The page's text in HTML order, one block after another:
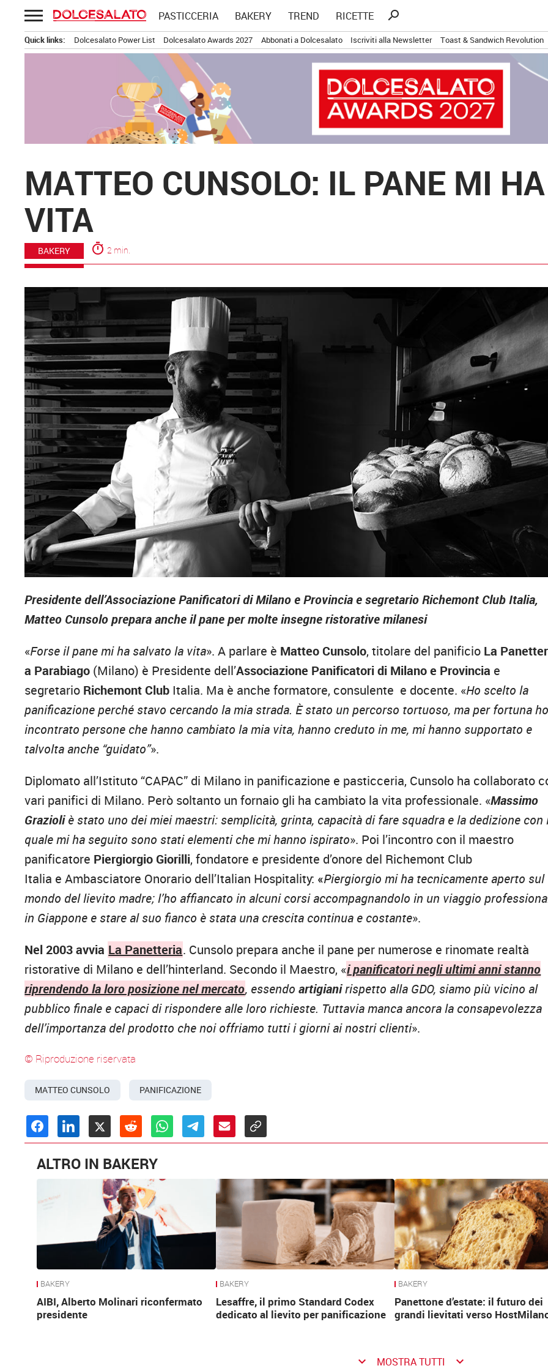
Passa
al
contenuto
PASTICCERIA BAKERY TREND RICETTE
Ricerca
search
Quick links: Dolcesalato Power List Dolcesalato Awards 2027 Abbonati a Dolcesalato Iscriviti alla Newsletter Toast & Sandwich Revolution
MATTEO CUNSOLO: IL PANE MI
VITA
BAKERY timer 2 min.
Presidente dell’Associazione Panificatori di Milano e Provincia e segretario Richemont Club Italia,
Matteo Cunsolo prepara anche il pane per molte insegne ristorative milanesi
«Forse il pane mi ha salvato la vita». A parlare è Matteo Cunsolo, titolare del panificio La
a Parabiago (Milano) è Presidente dell’Associazione Panificatori di Milano e Provincia e
segretario Richemont Club Italia. Ma è anche formatore, consulente e docente. «Ho scelto la
panificazione perché stavo cercando la mia strada. È stato un percorso tortuoso, ma per fortuna
incontrato persone che hanno cambiato la mia vita, hanno creduto in me, mi hanno supportato e
talvolta anche “guidato”».
Diplomato all’Istituto “CAPAC” di Milano in panificazione e pasticceria, Cunsolo ha collaborato
vari panifici di Milano. Però soltanto un fornaio gli ha cambiato la vita professionale. «Massimo
Grazioliè stato uno dei miei maestri: semplicità, grinta, capacità di fare squadra e la dedizione con
quale mi ha seguito sono stati elementi che mi hanno ispirato». Poi l’incontro con il maestro
panificatore Piergiorgio Giorilli, fondatore e presidente d’onore del Richemont Club
Italia e Ambasciatore Onorario dell’Italian Hospitality: «Piergiorgio mi ha tecnicamente aperto sul
mondo del lievito madre; l’ho affiancato in alcuni corsi accompagnandolo in un viaggio
in Giappone e stare al suo fianco è stata una crescita continua e costante».
Nel 2003 avvia La Panetteria. Cunsolo prepara anche il pane per numerose e rinomate realtà
ristorative di Milano e dell’hinterland. Secondo il Maestro, «i panificatori negli ultimi anni stanno
riprendendo la loro posizione nel mercato, essendoartigianirispetto alla GDO, siamo più vicino al
pubblico finale e capaci di rispondere alle loro richieste. Tuttavia manca ancora la consapevolezza
dell’importanza del prodotto che noi offriamo tutti i giorni ai nostri clienti».
© Riproduzione riservata
MATTEO CUNSOLO PANIFICAZIONE
ALTRO IN BAKERY
BAKERY
AIBI, Alberto Molinari riconfermato
presidente
BAKERY
Lesaffre, il primo Standard Codex
dedicato al lievito per panificazione
BAKERY
Panettone d’estate: il futuro dei
grandi lievitati verso
keyboard_arrow_down MOSTRA TUTTI keyboard_arrow_down